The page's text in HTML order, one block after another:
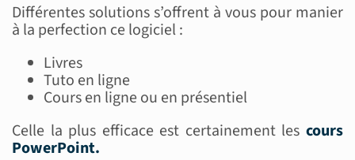
Différentes solutions s’offrent à vous pour manier
à la perfection ce logiciel :
Livres
Tuto en ligne
Cours en ligne ou en présentiel
Celle la plus efficace est certainement lescours
PowerPoint.